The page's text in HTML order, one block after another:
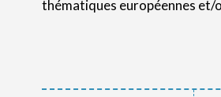
thématiques européennes et/